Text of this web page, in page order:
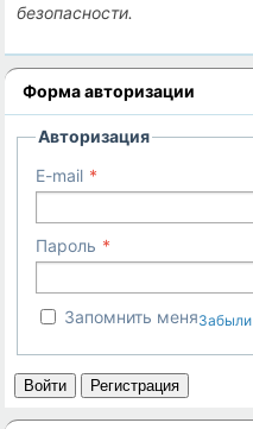
безопасности.
Форма авторизации
Авторизация
E-mail
Пароль
Запомнить меня
Войти Регистрация